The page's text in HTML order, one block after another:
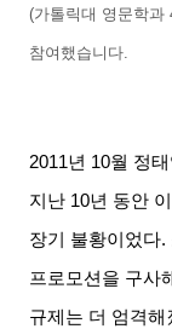
(가톨릭대 영문학과
참여했습니다.
2011년 10월 정
지난 10년 동안
장기 불황이었다.
프로모션을 구사
규제는 더 엄격해